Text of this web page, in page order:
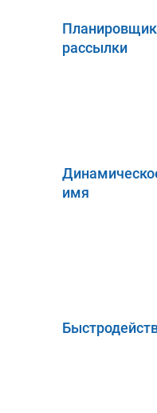
Планировщик
рассылки
имя